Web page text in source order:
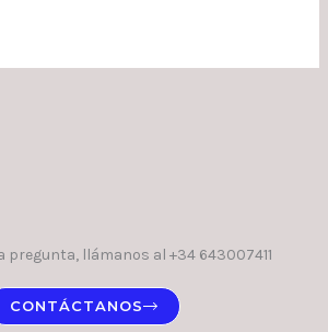
pregunta, llámanos al +34 643007411
CONTÁCTANOS